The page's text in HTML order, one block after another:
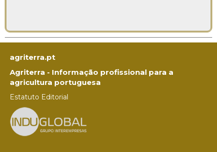
agriterra.pt
Agriterra - Informação profissional para a
agricultura portuguesa
Estatuto Editorial